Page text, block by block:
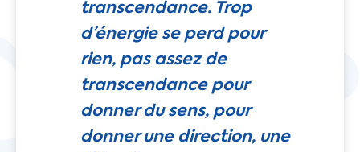
transcendance. Trop
d’énergie se perd pour
rien, pas assez de
transcendance pour
donner du sens, pour
donner une direction, une